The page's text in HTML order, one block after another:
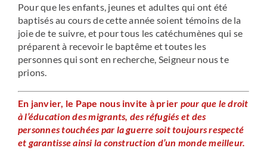
Pour que les enfants, jeunes et adultes qui ont été
baptisés au cours de cette année soient témoins de la
joie de te suivre, et pour tous les catéchumènes qui se
préparent à recevoir le baptême et toutes les
personnes qui sont en recherche, Seigneur nous te
prions.
En janvier, le Pape nous invite à prier pour que le droit
à l’éducation des migrants, des réfugiés et des
personnes touchées par la guerre soit toujours respecté
et garantisse ainsi la construction d’un monde meilleur.